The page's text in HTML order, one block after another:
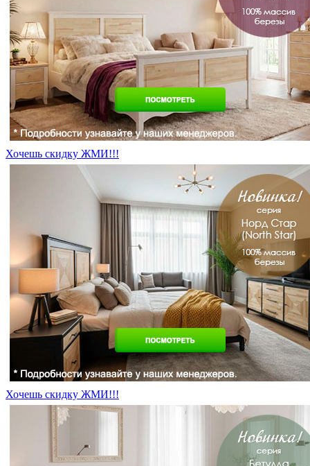
Хочешь скидку ЖМИ!!!
Хочешь скидку ЖМИ!!!